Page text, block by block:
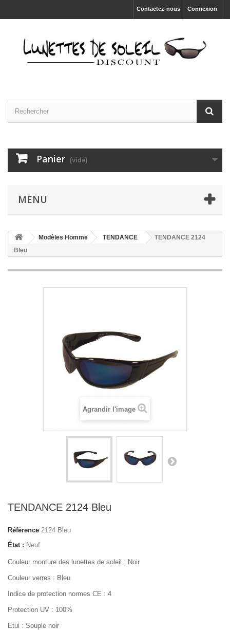
Connexion
Contactez-nous
Panier (vide)
MENU
Modèles Homme TENDANCE
TENDANCE 2124
Bleu
Agrandir l'image
TENDANCE 2124 Bleu
Référence 2124 Bleu
État : Neuf
Couleur monture des lunettes de soleil : Noir
Couleur verres : Bleu
Indice de protection normes CE : 4
Protection UV : 100%
Etui : Souple noir